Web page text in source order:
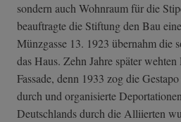
sondern auch Wohnraum für die
beauftragte die Stiftung den Bau
Münzgasse 13. 1923 übernahm die
das Haus. Zehn Jahre später
Fassade, denn 1933 zog die
durch und organisierte
Deutschlands durch die Alliierten